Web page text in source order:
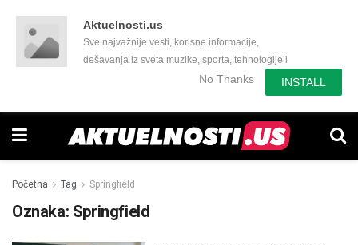
Aktuelnosti.us
Sve najvažnije vesti, korisne informacije,
dešavanja iz sveta muzike, sporta, tehnologije i
još mnogo toga zanimljivog.No Thanks INSTALL
Početna Tag Springfield
Oznaka: Springfield